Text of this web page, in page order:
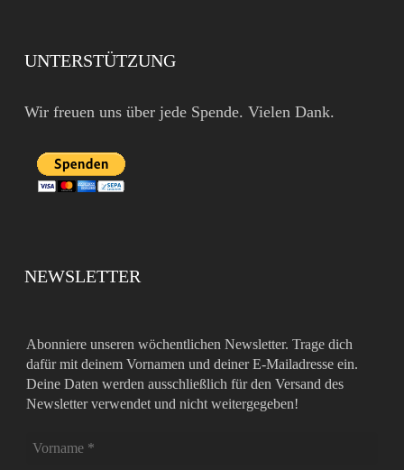
UNTERSTÜTZUNG
Wir freuen uns über jede Spende. Vielen Dank.
NEWSLETTER
Abonniere unseren wöchentlichen Newsletter. Trage dich
dafür mit deinem Vornamen und deiner E-Mailadresse ein.
Deine Daten werden ausschließlich für den Versand des
Newsletter verwendet und nicht weitergegeben!